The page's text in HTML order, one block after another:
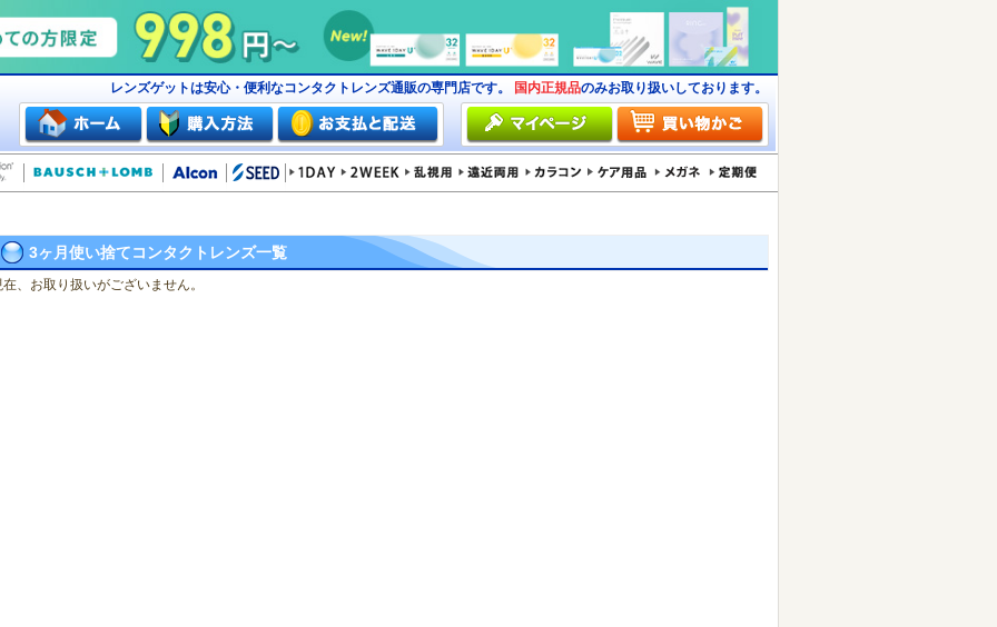
レンズゲットは安心・便利なコンタクトレンズ通販の専門店です。 国内正規品のみお取り扱いしております。
3ヶ月使い捨てコンタクトレンズ一覧
在、お取り扱いがございません。